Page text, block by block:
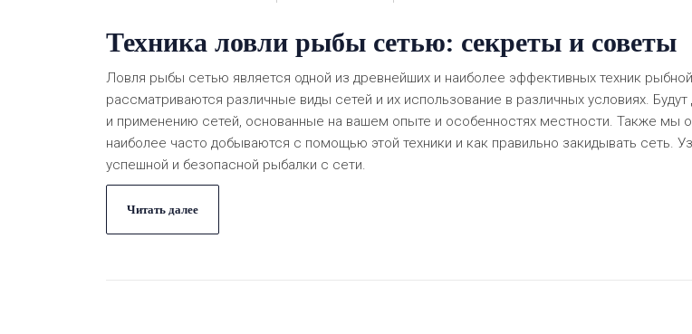
Техника ловли рыбы сетью: секреты и советы
Ловля рыбы сетью является одной из древнейших и наиболее эффективных техник
рассматриваются различные виды сетей и их использование в различных условиях.
и применению сетей, основанные на вашем опыте и особенностях местности. Также мы
наиболее часто добываются с помощью этой техники и как правильно закидывать сеть.
успешной и безопасной рыбалки с сети.
Читать далее